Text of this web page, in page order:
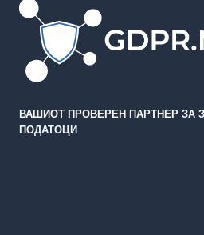
ВАШИОТ ПРОВЕРЕН ПАРТНЕР ЗА
ПОДАТОЦИ